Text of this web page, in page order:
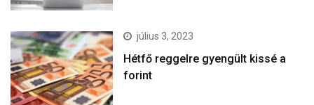
július 3, 2023
Hétfő reggelre gyengült kissé a
forint